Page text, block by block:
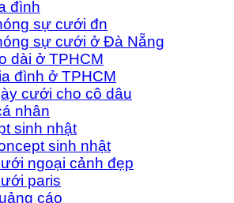
đình
sự cưới đn
sự cưới ở Đà Nẵng
dài ở TPHCM
đình ở TPHCM
cưới cho cô dâu
nhân
sinh nhật
sinh nhật
ngoại cảnh đẹp
paris
cáo